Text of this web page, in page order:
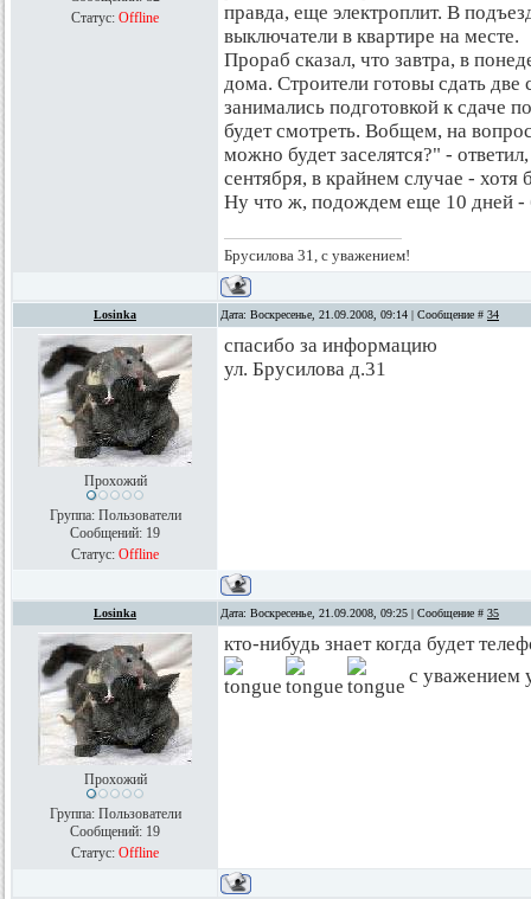
Статус: Offline
правда, еще электроплит. В
выключатели в квартире на месте.
Прораб сказал, что завтра, в
дома. Строители готовы сдать
занимались подготовкой к сдаче
будет смотреть. Вобщем, на
можно будет заселятся?" -
сентября, в крайнем случае - хотя
Ну что ж, подождем еще 10 дней -
Брусилова 31, с уважением!
Losinka Дата: Воскресенье, 21.09.2008, 09:14 | Сообщение # 34
Прохожий
Группа: Пользователи
Сообщений: 19
Статус: Offline
спасибо за информацию
ул. Брусилова д.31
Losinka Дата: Воскресенье, 21.09.2008, 09:25 | Сообщение # 35
Прохожий
Группа: Пользователи
Сообщений: 19
Статус: Offline
кто-нибудь знает когда будет
с уважением